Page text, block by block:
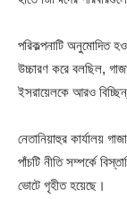
পরিকল্পনাটি অনুমোদিত
উচ্চারণ করে বলছিল,
ইসরায়েলকে আরও
নেতানিয়াহুর কার্যালয়
পাঁচটি নীতি সম্পর্কে
ভোটে গৃহীত হয়েছে।